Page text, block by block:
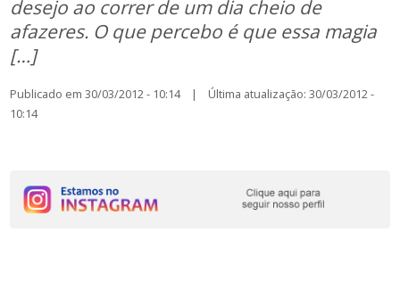
desejo ao correr de um dia cheio de
afazeres. O que percebo é que essa magia
[…]
Publicado em 30/03/2012 - 10:14 | Última atualização: 30/03/2012 -
10:14